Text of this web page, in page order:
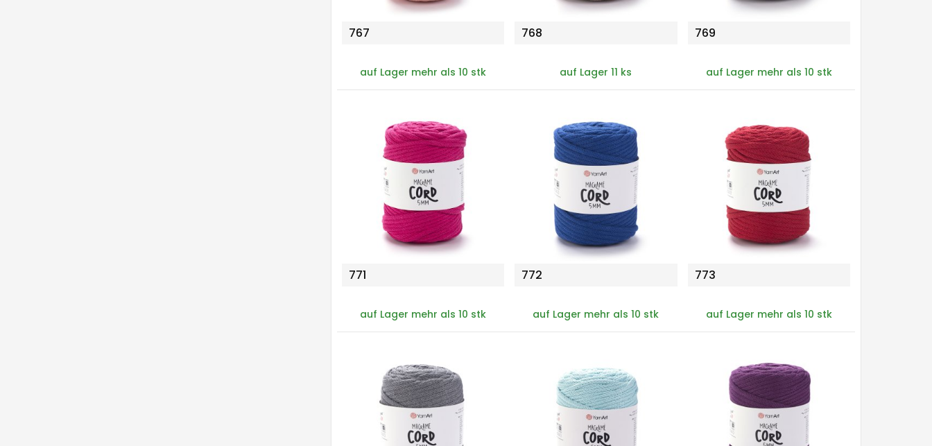
767
auf Lager mehr als 10 stk
768
auf Lager 11 ks
769
auf Lager mehr als 10 stk
771
auf Lager mehr als 10 stk
772
auf Lager mehr als 10 stk
773
auf Lager mehr als 10 stk